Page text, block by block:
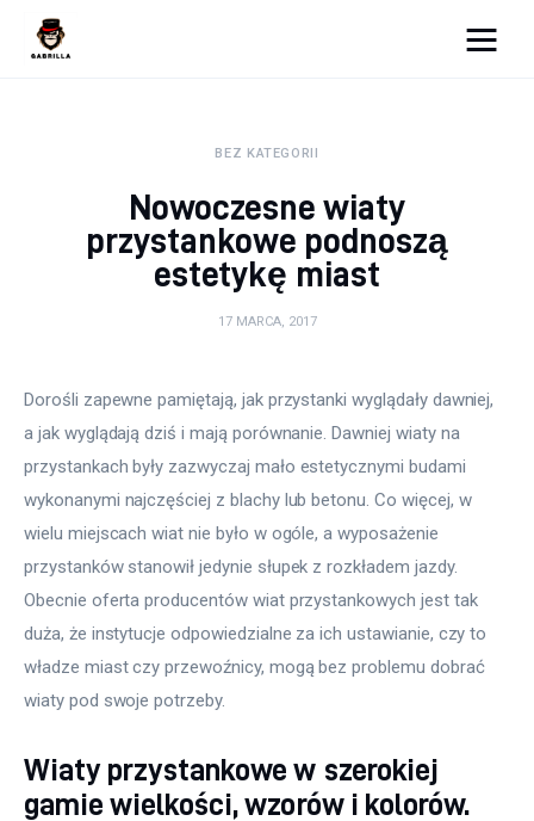
Kunchnia i kulinaria
Zdrowie
Więcej
BEZ KATEGORII
Nowoczesne wiaty
przystankowe podnoszą
estetykę miast
17 MARCA, 2017
Dorośli zapewne pamiętają, jak przystanki wyglądały dawniej,
a jak wyglądają dziś i mają porównanie. Dawniej wiaty na
przystankach były zazwyczaj mało estetycznymi budami
wykonanymi najczęściej z blachy lub betonu. Co więcej, w
wielu miejscach wiat nie było w ogóle, a wyposażenie
przystanków stanowił jedynie słupek z rozkładem jazdy.
Obecnie oferta producentów wiat przystankowych jest tak
duża, że instytucje odpowiedzialne za ich ustawianie, czy to
władze miast czy przewoźnicy, mogą bez problemu dobrać
wiaty pod swoje potrzeby.
Wiaty przystankowe w szerokiej
gamie wielkości, wzorów i kolorów.